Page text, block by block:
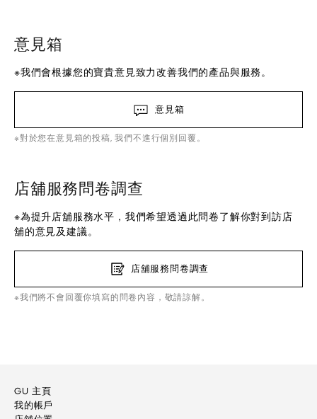
意見箱
※我們會根據您的寶貴意見致力改善我們的產品與服務。
意見箱
※對於您在意見箱的投稿, 我們不進行個別回覆。
店舖服務問卷調查
※為提升店舖服務水平，我們希望透過此問卷了解你對到訪店
舖的意見及建議。
店舖服務問卷調查
※我們將不會回覆你填寫的問卷內容，敬請諒解。
GU 主頁
我的帳戶